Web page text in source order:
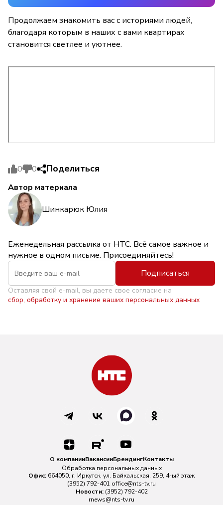
Продолжаем знакомить вас с историями людей,
благодаря которым в наших с вами квартирах
становится светлее и уютнее.
0 0 Поделиться
Автор материала
Шинкарюк Юлия
Еженедельная рассылка от НТС. Всё самое важное и
нужное в одном письме. Присоединяйтесь!
Подписаться
Оставляя свой e-mail, вы даете свое согласие на
сбор, обработку и хранение ваших персональных данных
О компанииВакансииБрендингКонтакты
Обработка персональных данных
Офис: 664050, г. Иркутск, ул. Байкальская, 259, 4-ый этаж
(3952) 792-401 office@nts-tv.ru
Новости: (3952) 792-402
rnews@nts-tv.ru